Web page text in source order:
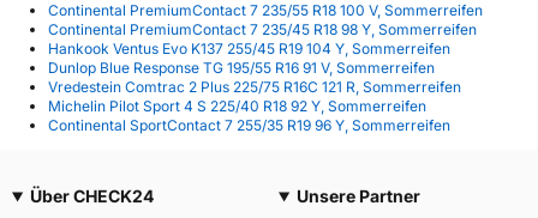
Continental PremiumContact 7 235/55 R18 100 V, Sommerreifen
Continental PremiumContact 7 235/45 R18 98 Y, Sommerreifen
Hankook Ventus Evo K137 255/45 R19 104 Y, Sommerreifen
Dunlop Blue Response TG 195/55 R16 91 V, Sommerreifen
Vredestein Comtrac 2 Plus 225/75 R16C 121 R, Sommerreifen
Michelin Pilot Sport 4 S 225/40 R18 92 Y, Sommerreifen
Continental SportContact 7 255/35 R19 96 Y, Sommerreifen
Über CHECK24
Unsere Partner